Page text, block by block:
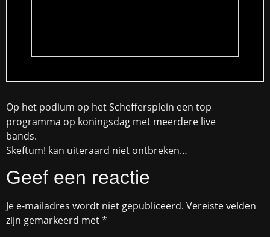
Op het podium op het Scheffersplein een top
programma op koningsdag met meerdere live
bands.
Skeftum! kan uiteraard niet ontbreken…
Geef een reactie
Je e-mailadres wordt niet gepubliceerd. Vereiste velden
zijn gemarkeerd met*